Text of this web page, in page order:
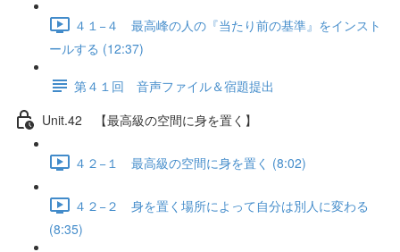
４１−４ 最高峰の人の『当たり前の基準』をインスト
ールする (12:37)
第４１回 音声ファイル＆宿題提出
Unit.42 【最高級の空間に身を置く】
４２−１ 最高級の空間に身を置く (8:02)
４２−２ 身を置く場所によって自分は別人に変わる
(8:35)